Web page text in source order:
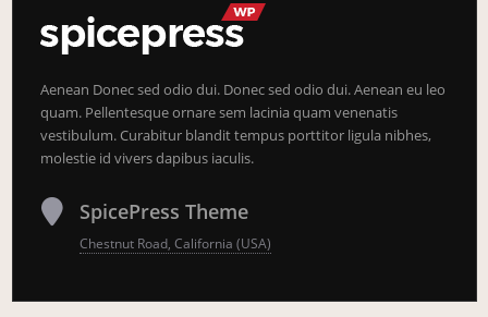
Aenean Donec sed odio dui. Donec sed odio dui. Aenean eu leo
quam. Pellentesque ornare sem lacinia quam venenatis
vestibulum. Curabitur blandit tempus porttitor ligula nibhes,
molestie id vivers dapibus iaculis.
SpicePress Theme
Chestnut Road, California (USA)